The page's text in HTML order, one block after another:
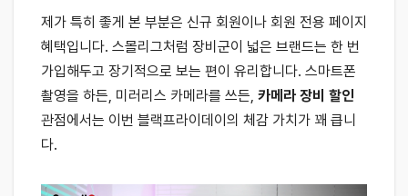
제가 특히 좋게 본 부분은 신규 회원이나 회원 전용 페이지
혜택입니다. 스몰리그처럼 장비군이 넓은 브랜드는 한 번
가입해두고 장기적으로 보는 편이 유리합니다. 스마트폰
촬영을 하든, 미러리스 카메라를 쓰든, 카메라 장비 할인
관점에서는 이번 블랙프라이데이의 체감 가치가 꽤 큽니
다.